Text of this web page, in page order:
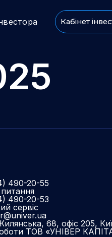
Кабінет
490-20-55
питання
490-20-53
сервіс
68, офіс 205,
ТОВ «УНІВЕР